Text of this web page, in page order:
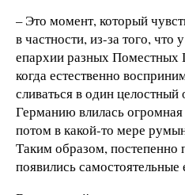
– Это момент, который
в частности, из-за того, что
епархии разных Поместных
когда естественно
сливаться в один
Германию влилась огромная
потом в какой-то мере
Таким образом, постепенно
появились самостоятельные